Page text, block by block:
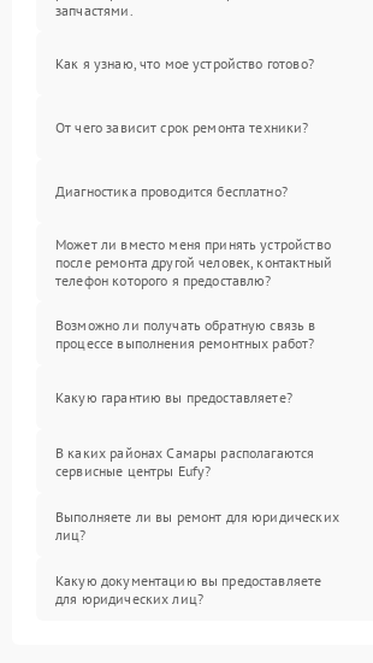
запчастями.
Как я узнаю, что мое устройство готово?
От чего зависит срок ремонта техники?
Диагностика проводится бесплатно?
Может ли вместо меня принять устройство
после ремонта другой человек, контактный
телефон которого я предоставлю?
Возможно ли получать обратную связь в
процессе выполнения ремонтных работ?
Какую гарантию вы предоставляете?
В каких районах Самары располагаются
сервисные центры Eufy?
Выполняете ли вы ремонт для юридических
лиц?
Какую документацию вы предоставляете
для юридических лиц?